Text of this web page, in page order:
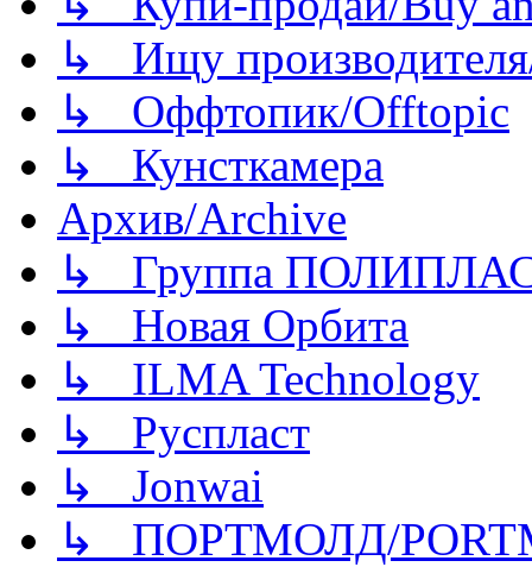
↳ Ищу
↳ Оффтопик/Offtopic
↳ Кунсткамера
Архив/Archive
↳ Группа
↳ Новая Орбита
↳ ILMA Technology
↳ Руспласт
↳ Jonwai
↳ ПОРТМОЛД/